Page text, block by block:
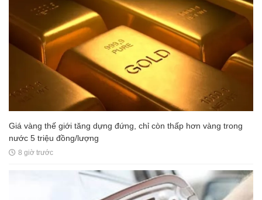
Giá vàng thế giới tăng dựng đứng, chỉ còn thấp hơn vàng trong
nước 5 triệu đồng/lượng
8 giờ trước